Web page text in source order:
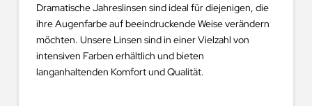
Dramatische Jahreslinsen sind ideal für diejenigen, die
ihre Augenfarbe auf beeindruckende Weise verändern
möchten. Unsere Linsen sind in einer Vielzahl von
intensiven Farben erhältlich und bieten
langanhaltenden Komfort und Qualität.